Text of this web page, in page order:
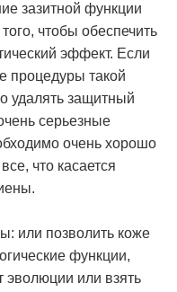
зазитной функции
чтобы обеспечить
эффект. Если
процедуры такой
удалять защитный
серьезные
очень хорошо
что касается
или позволить коже
функции,
или взять